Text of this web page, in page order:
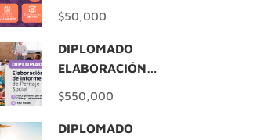
$50,000
DIPLOMADO
ELABORACIÓN
INFORMES DE
$550,000
DIPLOMADO